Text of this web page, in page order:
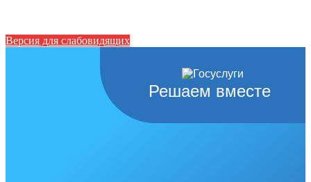
Версия для слабовидящих
Решаем вместе